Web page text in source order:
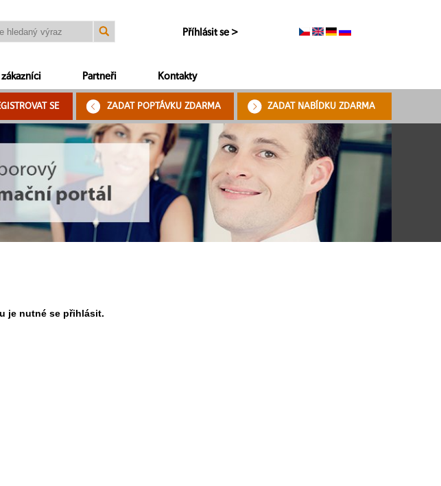
Příhlásit se >
Partneři Kontakty
SE ZADAT POPTÁVKU ZDARMA ZADAT NABÍDKU ZDARMA
je nutné se přihlásit.